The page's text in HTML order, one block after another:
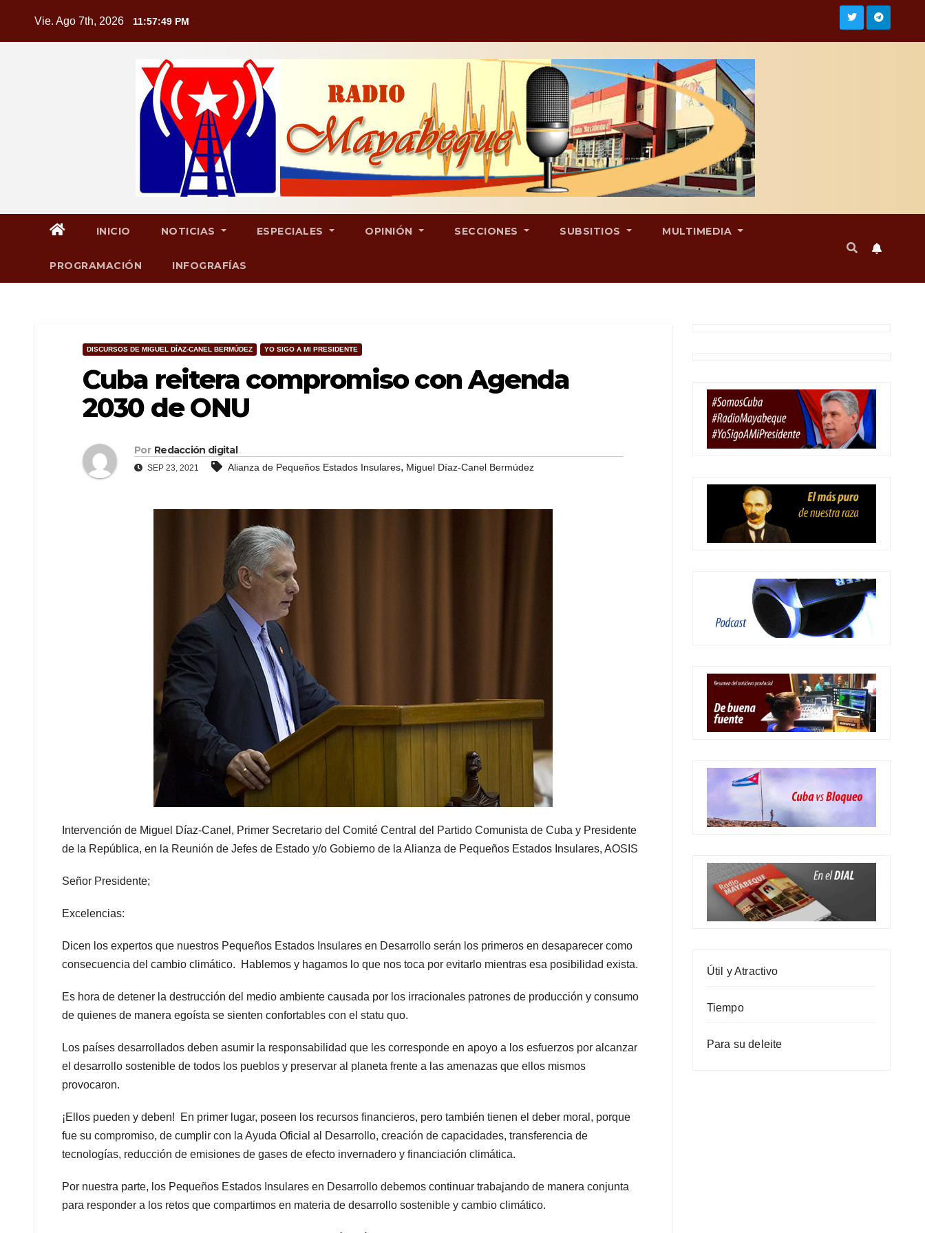
Vie. Ago 7th, 2026 11:57:50 PM
INICIO NOTICIAS ESPECIALES OPINIÓN SECCIONES SUBSITIOS MULTIMEDIA
PROGRAMACIÓN INFOGRAFÍAS
DISCURSOS DE MIGUEL DÍAZ-CANEL BERMÚDEZ YO SIGO A MI PRESIDENTE
Cuba reitera compromiso con Agenda
2030 de ONU
Por Redacción digital
SEP 23, 2021 Alianza de Pequeños Estados Insulares, Miguel Díaz-Canel Bermúdez
Intervención de Miguel Díaz-Canel, Primer Secretario del Comité Central del Partido Comunista de Cuba y Presidente
de la República, en la Reunión de Jefes de Estado y/o Gobierno de la Alianza de Pequeños Estados Insulares, AOSIS
Señor Presidente;
Excelencias:
Dicen los expertos que nuestros Pequeños Estados Insulares en Desarrollo serán los primeros en desaparecer como
consecuencia del cambio climático. Hablemos y hagamos lo que nos toca por evitarlo mientras esa posibilidad exista.
Es hora de detener la destrucción del medio ambiente causada por los irracionales patrones de producción y consumo
de quienes de manera egoísta se sienten confortables con el statu quo.
Los países desarrollados deben asumir la responsabilidad que les corresponde en apoyo a los esfuerzos por alcanzar
el desarrollo sostenible de todos los pueblos y preservar al planeta frente a las amenazas que ellos mismos
provocaron.
¡Ellos pueden y deben! En primer lugar, poseen los recursos financieros, pero también tienen el deber moral, porque
fue su compromiso, de cumplir con la Ayuda Oficial al Desarrollo, creación de capacidades, transferencia de
tecnologías, reducción de emisiones de gases de efecto invernadero y financiación climática.
Por nuestra parte, los Pequeños Estados Insulares en Desarrollo debemos continuar trabajando de manera conjunta
para responder a los retos que compartimos en materia de desarrollo sostenible y cambio climático.
Útil y Atractivo
Tiempo
Para su deleite